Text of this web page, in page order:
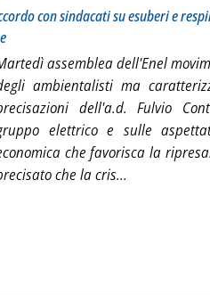
con sindacati su esuberi e
assemblea dell'Enel
ambientalisti ma
dell'a.d. Fulvio
elettrico e sulle
che favorisca la
che la cris...